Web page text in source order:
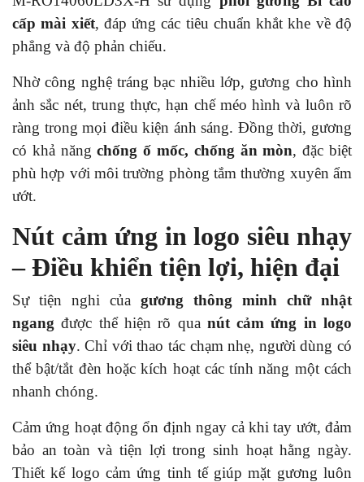
cấp mài xiết, đáp ứng các tiêu chuẩn khắt khe về độ
phẳng và độ phản chiếu.
Nhờ công nghệ tráng bạc nhiều lớp, gương cho hình
ảnh sắc nét, trung thực, hạn chế méo hình và luôn rõ
ràng trong mọi điều kiện ánh sáng. Đồng thời, gương
có khả năngchống ố mốc, chống ăn mòn, đặc biệt
phù hợp với môi trường phòng tắm thường xuyên ẩm
ướt.
Nút cảm ứng in logo siêu nhạy
– Điều khiển tiện lợi, hiện đại
Sự tiện nghi của gương thông minh chữ nhật
ngang được thể hiện rõ qua nút cảm ứng in logo
siêu nhạy. Chỉ với thao tác chạm nhẹ, người dùng có
thể bật/tắt đèn hoặc kích hoạt các tính năng một cách
nhanh chóng.
Cảm ứng hoạt động ổn định ngay cả khi tay ướt, đảm
bảo an toàn và tiện lợi trong sinh hoạt hằng ngày.
Thiết kế logo cảm ứng tinh tế giúp mặt gương luôn